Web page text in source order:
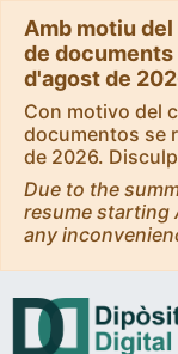
Amb motiu
de documents
d'agost de
Con motivo del
documentos se
de 2026.
Due to the
resume starting
any